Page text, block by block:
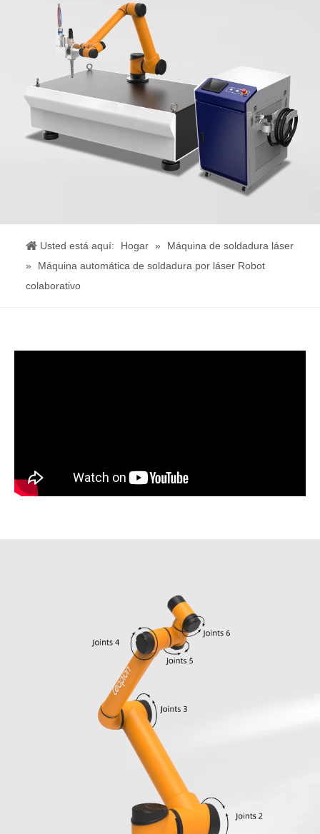
Usted está aquí: Hogar »
Máquina de soldadura láser
»
Máquina automática de soldadura por láser Robot
colaborativo